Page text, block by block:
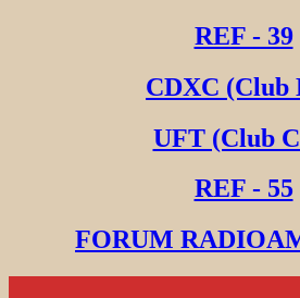
REF - 39
CDXC (Club
UFT (Club
REF - 55
FORUM